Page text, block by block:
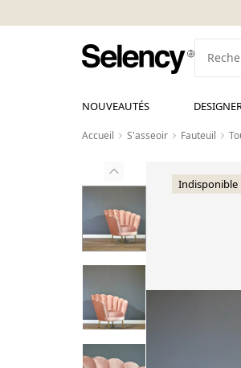
NOUVEAUTÉS
Accueil S'asseoir Fauteuil
Indisponible